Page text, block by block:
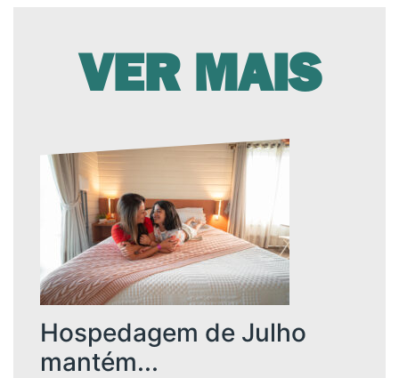
VER MAIS
Hospedagem de Julho
mantém...